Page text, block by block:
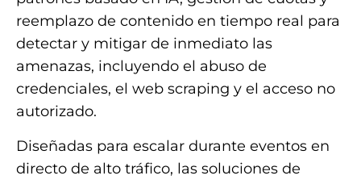
reemplazo de contenido en tiempo real para
detectar y mitigar de inmediato las
amenazas, incluyendo el abuso de
credenciales, el web scraping y el acceso no
autorizado.
Diseñadas para escalar durante eventos en
directo de alto tráfico, las soluciones de